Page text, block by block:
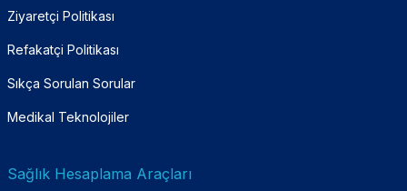
Ziyaretçi Politikası
Refakatçi Politikası
Sıkça Sorulan Sorular
Medikal Teknolojiler
Sağlık Hesaplama Araçları